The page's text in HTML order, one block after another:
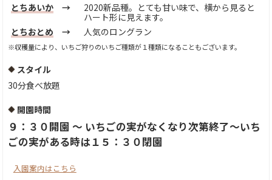
とちあいか→
2020新品種。とても甘い味で、横から見ると
ハート形に見えます。
とちおとめ → 人気のロングラン
※収穫量により、いちご狩りのいちご種類が１種類になることもございます。
スタイル
30分食べ放題
開園時間
９：３０開園 〜 いちごの実がなくなり次第終了〜いち
ごの実がある時は１５：３０閉園
入園案内はこちら